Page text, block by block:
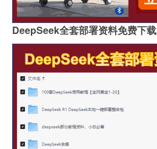
DeepSeek全套部署资料免费下载